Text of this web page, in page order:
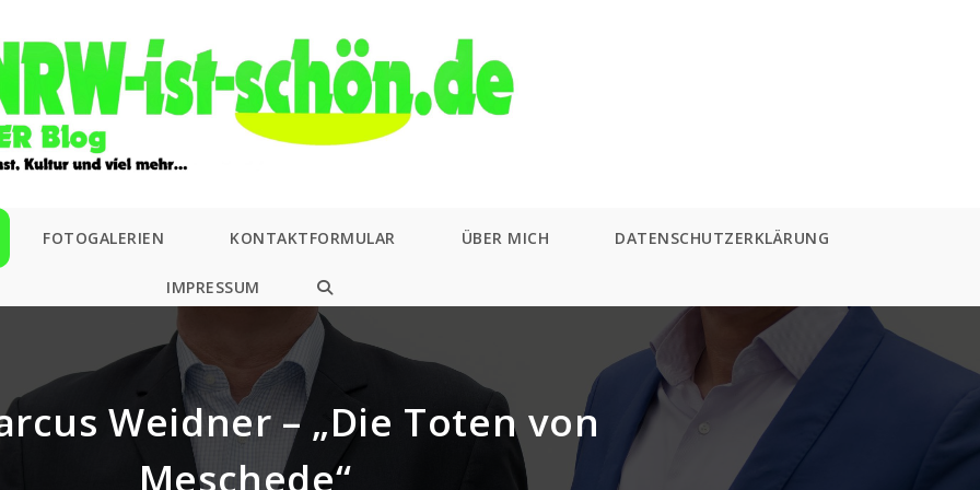
FOTOGALERIEN KONTAKTFORMULAR ÜBER MICH DATENSCHUTZERKLÄRUNG
IMPRESSUM
WEBSITE-
SUCHE
UMSCHALTEN
Weidner – „Die Toten von
Meschede“